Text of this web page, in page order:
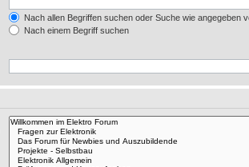
Nach allen Begriffen suchen oder Suche wie angegeben
Nach einem Begriff suchen